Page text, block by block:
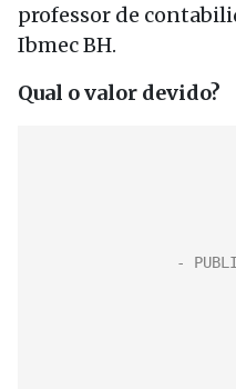
professor de
Ibmec BH.
Qual o valor devido?